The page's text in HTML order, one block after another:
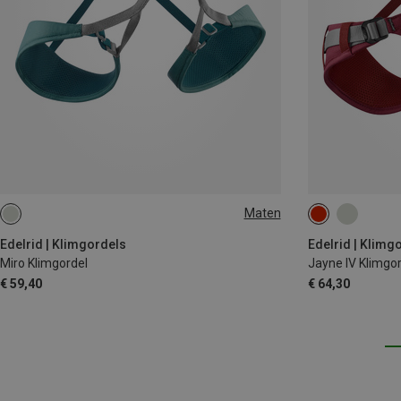
Maten
Edelrid | Klimgordels
Miro Klimgordel
€ 59,40
71-86CM
Edelrid |
Jayne IV
€ 64,30
58-78CM
86-106CM